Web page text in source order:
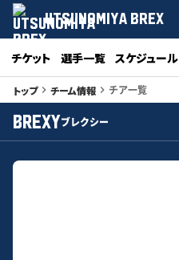
UTSUNOMIYA BREX
チケット 選手一覧 スケジュール
トップkeyboard_arrow_right チーム情報 keyboard_arrow_right チア一覧
BREXYブレクシー